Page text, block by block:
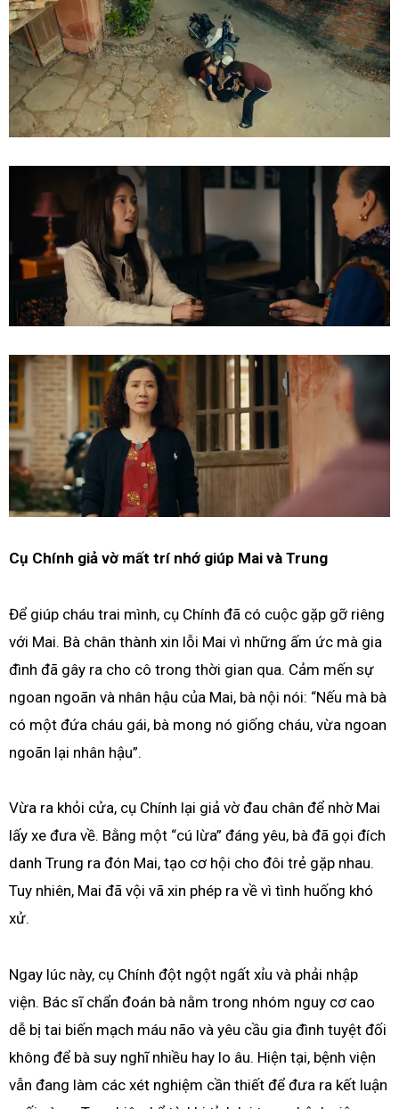
Cụ Chính giả vờ mất trí nhớ giúp Mai và Trung
Để giúp cháu trai mình, cụ Chính đã có cuộc gặp gỡ riêng
với Mai. Bà chân thành xin lỗi Mai vì những ấm ức mà gia
đình đã gây ra cho cô trong thời gian qua. Cảm mến sự
ngoan ngoãn và nhân hậu của Mai, bà nội nói: “Nếu mà bà
có một đứa cháu gái, bà mong nó giống cháu, vừa ngoan
ngoãn lại nhân hậu”.
Vừa ra khỏi cửa, cụ Chính lại giả vờ đau chân để nhờ Mai
lấy xe đưa về. Bằng một “cú lừa” đáng yêu, bà đã gọi đích
danh Trung ra đón Mai, tạo cơ hội cho đôi trẻ gặp nhau.
Tuy nhiên, Mai đã vội vã xin phép ra về vì tình huống khó
xử.
Ngay lúc này, cụ Chính đột ngột ngất xỉu và phải nhập
viện. Bác sĩ chẩn đoán bà nằm trong nhóm nguy cơ cao
dễ bị tai biến mạch máu não và yêu cầu gia đình tuyệt đối
không để bà suy nghĩ nhiều hay lo âu. Hiện tại, bệnh viện
vẫn đang làm các xét nghiệm cần thiết để đưa ra kết luận